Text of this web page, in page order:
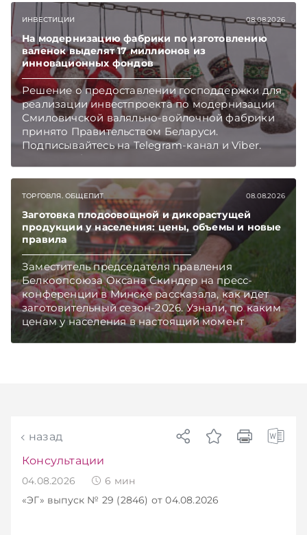
Главное об экономике Беларуси — раньше,
чем в новостях TelegramViber
ИНВЕСТИЦИИ 08.08.2026
На модернизацию фабрики по изготовлению
валенок выделят 17 миллионов из
инновационных фондов
Решение о предоставлении господдержки для
реализации инвестпроекта по модернизации
Смиловичской валяльно-войлочной фабрики
принято Правительством Беларуси.
Подписывайтесь на Telegram‑канал и Viber.
Главное об экономике Беларуси — раньше,
ТОРГОВЛЯ. ОБЩЕПИТ 08.08.2026
Заготовка плодоовощной и дикорастущей
продукции у населения: цены, объемы и новые
правила
Заместитель председателя правления
Белкоопсоюза Оксана Скиндер на пресс-
конференции в Минске рассказала, как идет
заготовительный сезон-2026. Узнали, по каким
ценам у населения в настоящий момент
закупают продукцию, сколько
назад
Консультации
04.08.2026 6 мин
«ЭГ» выпуск № 29 (2846) от 04.08.2026